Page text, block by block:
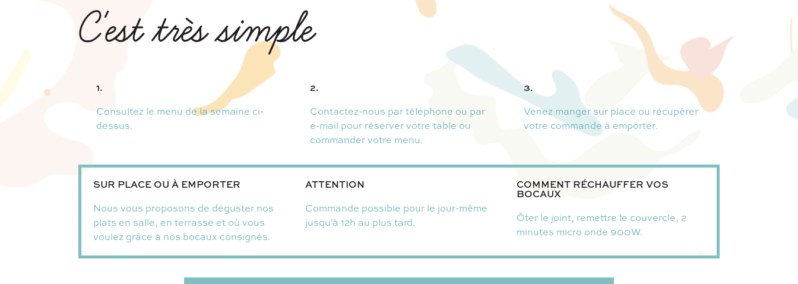
C'est très simple
1.
Consultez le menu de la semaine ci-
dessus.
2.
Contactez-nous par téléphone ou par
e-mail pour réserver votre table ou
commander votre menu.
3.
Venez manger sur place ou récupérer
votre commande à emporter.
SUR PLACE OU À EMPORTER
Nous vous proposons de déguster nos
plats en salle, en terrasse et où vous
voulez grâce à nos bocaux consignés.
ATTENTION
Commande possible pour le jour-même
jusqu'à 12h au plus tard.
COMMENT RÉCHAUFFER VOS
BOCAUX
Ôter le joint, remettre le couvercle, 2
minutes micro onde 900W.